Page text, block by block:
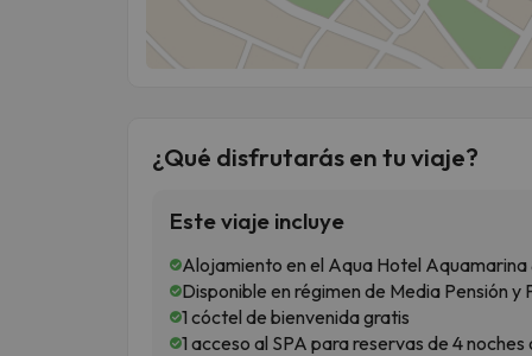
¿Qué disfrutarás en tu viaje?
Este viaje incluye
Alojamiento en el Aqua Hotel Aquamarina
Disponible en régimen de Media Pensión y
1 cóctel de bienvenida gratis
1 acceso al SPA para reservas de 4 noches